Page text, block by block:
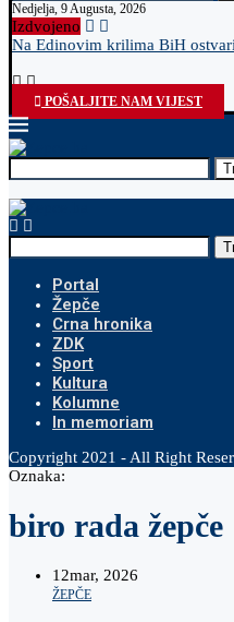
Nedjelja, 9 Augusta, 2026
Izdvojeno
Na Edinovim krilima BiH
POŠALJITE NAM VIJEST
Portal
Žepče
Crna hronika
ZDK
Sport
Kultura
Kolumne
In memoriam
Copyright 2021 - All Right
Oznaka:
biro rada žepče
12mar, 2026
ŽEPČE